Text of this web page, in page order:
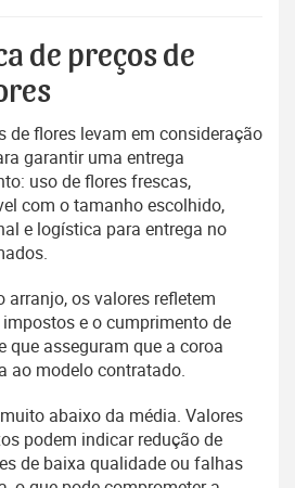
de preços de
de flores levam em consideração
garantir uma entrega
uso de flores frescas,
com o tamanho escolhido,
e logística para entrega no
arranjo, os valores refletem
e o cumprimento de
que asseguram que a coroa
ao modelo contratado.
abaixo da média. Valores
podem indicar redução de
de baixa qualidade ou falhas